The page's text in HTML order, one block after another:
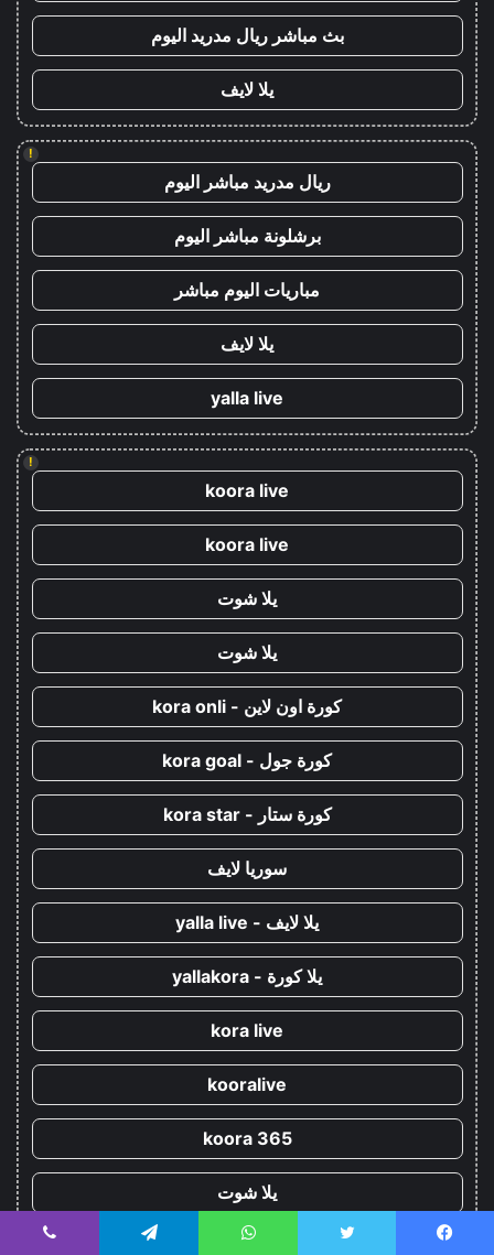
بث مباشر ريال مدريد اليوم
يلا لايف
!
ريال مدريد مباشر اليوم
برشلونة مباشر اليوم
مباريات اليوم مباشر
يلا لايف
yalla live
!
koora live
koora live
يلا شوت
يلا شوت
كورة اون لاين - kora onli
كورة جول - kora goal
كورة ستار - kora star
سوريا لايف
يلا لايف - yalla live
يلا كورة - yallakora
kora live
kooralive
koora 365
يلا شوت